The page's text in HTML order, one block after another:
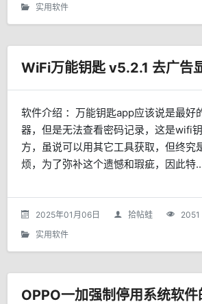
实用软件
WiFi万能钥匙 v5.2.1 去广告
软件介绍 ：万能钥匙app应该说是最好
器，但是无法查看密码记录，这是wifi
方，虽说可以用其它工具获取，但终究
烦，为了弥补这个遗憾和瑕疵，因此特
2025年01月06日 拾帖蛙 2051
实用软件
OPPO一加强制停用系统软件